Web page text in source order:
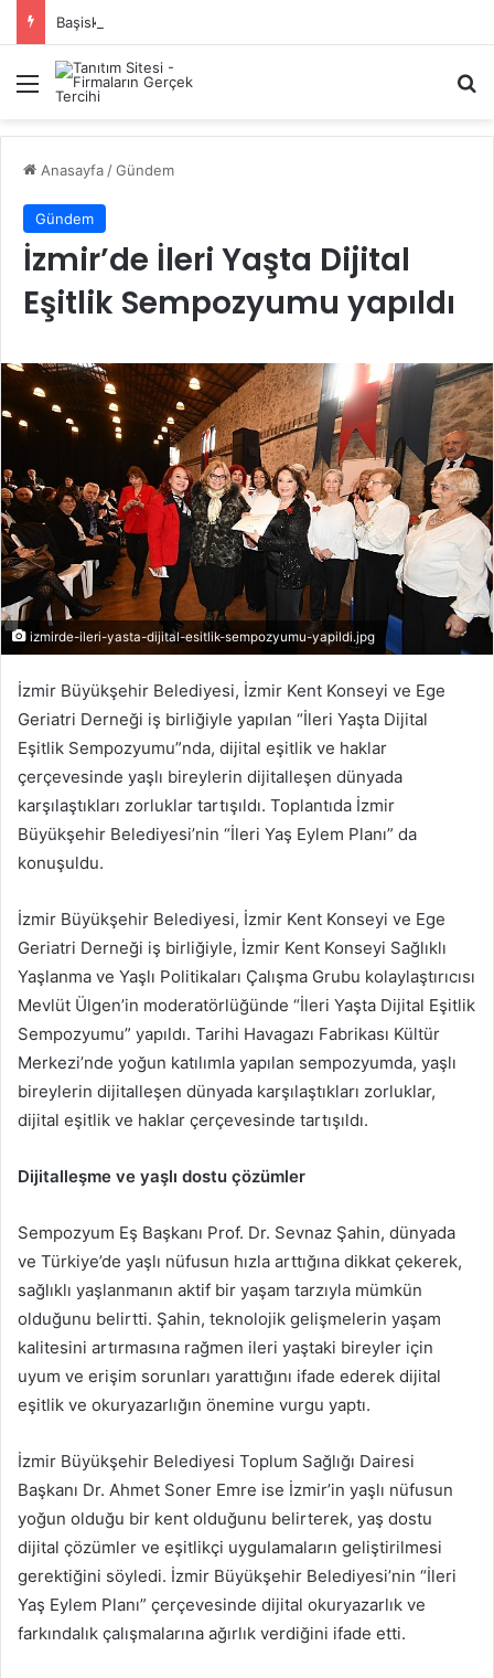
Başiskele Acil Çilingir Hizmeti İçin Doğru Adres Neresi?
Menü
Anasayfa /Gündem
Gündem
İzmir’de İleri Yaşta Dijital
Eşitlik Sempozyumu yapıldı
izmirde-ileri-yasta-dijital-esitlik-sempozyumu-yapildi.jpg
İzmir Büyükşehir Belediyesi, İzmir Kent Konseyi ve Ege
Geriatri Derneği iş birliğiyle yapılan “İleri Yaşta Dijital
Eşitlik Sempozyumu”nda, dijital eşitlik ve haklar
çerçevesinde yaşlı bireylerin dijitalleşen dünyada
karşılaştıkları zorluklar tartışıldı. Toplantıda İzmir
Büyükşehir Belediyesi’nin “İleri Yaş Eylem Planı” da
konuşuldu.
İzmir Büyükşehir Belediyesi, İzmir Kent Konseyi ve Ege
Geriatri Derneği iş birliğiyle, İzmir Kent Konseyi Sağlıklı
Yaşlanma ve Yaşlı Politikaları Çalışma Grubu kolaylaştırıcısı
Mevlüt Ülgen’in moderatörlüğünde “İleri Yaşta Dijital Eşitlik
Sempozyumu” yapıldı. Tarihi Havagazı Fabrikası Kültür
Merkezi’nde yoğun katılımla yapılan sempozyumda, yaşlı
bireylerin dijitalleşen dünyada karşılaştıkları zorluklar,
dijital eşitlik ve haklar çerçevesinde tartışıldı.
Dijitalleşme ve yaşlı dostu çözümler
Sempozyum Eş Başkanı Prof. Dr. Sevnaz Şahin, dünyada
ve Türkiye’de yaşlı nüfusun hızla arttığına dikkat çekerek,
sağlıklı yaşlanmanın aktif bir yaşam tarzıyla mümkün
olduğunu belirtti. Şahin, teknolojik gelişmelerin yaşam
kalitesini artırmasına rağmen ileri yaştaki bireyler için
uyum ve erişim sorunları yarattığını ifade ederek dijital
eşitlik ve okuryazarlığın önemine vurgu yaptı.
İzmir Büyükşehir Belediyesi Toplum Sağlığı Dairesi
Başkanı Dr. Ahmet Soner Emre ise İzmir’in yaşlı nüfusun
yoğun olduğu bir kent olduğunu belirterek, yaş dostu
dijital çözümler ve eşitlikçi uygulamaların geliştirilmesi
gerektiğini söyledi. İzmir Büyükşehir Belediyesi’nin “İleri
Yaş Eylem Planı” çerçevesinde dijital okuryazarlık ve
farkındalık çalışmalarına ağırlık verdiğini ifade etti.